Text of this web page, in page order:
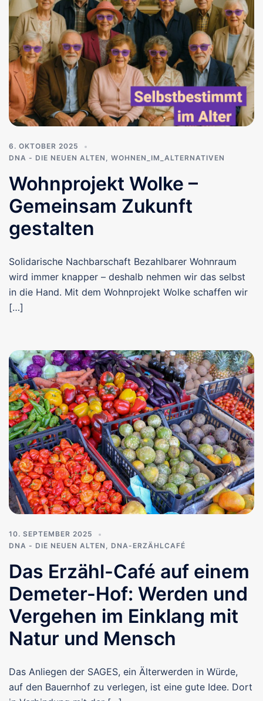
6. OKTOBER 2025
DNA - DIE NEUEN ALTEN , WOHNEN_IM_ALTERNATIVEN
Wohnprojekt Wolke –
Gemeinsam Zukunft
gestalten
Solidarische Nachbarschaft Bezahlbarer Wohnraum
wird immer knapper – deshalb nehmen wir das selbst
in die Hand. Mit dem Wohnprojekt Wolke schaffen wir
[…]
10. SEPTEMBER 2025
DNA - DIE NEUEN ALTEN , DNA-ERZÄHLCAFÉ
Das Erzähl-Café auf einem
Demeter-Hof: Werden und
Vergehen im Einklang mit
Natur und Mensch
Das Anliegen der SAGES, ein Älterwerden in Würde,
auf den Bauernhof zu verlegen, ist eine gute Idee. Dort